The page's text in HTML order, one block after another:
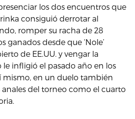
los dos encuentros que
consiguió derrotar al
romper su racha de 28
ganados desde que ‘Nole’
de EE.UU. y vengar la
le infligió el pasado año en los
mismo, en un duelo también
anales del torneo como el cuarto